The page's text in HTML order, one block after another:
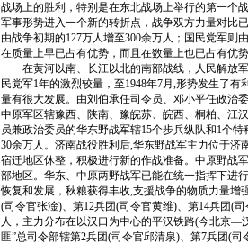
战场上的胜利，特别是在东北战场上举行的第一个
军事形势进入一个新的转折点，战争双方力量对比
由战争初期的127万人增至300余万人；国民党军则
在质量上早已占有优势，而且在数量上也已占有优
在黄河以南、长江以北的南部战线，人民解放军
民党军1年的激烈较量，至1948年7月,形势发生了
量有很大发展。由刘伯承任司令员、邓小平任政治
中原军区辖豫西、陕南、豫皖苏、皖西、桐柏、江
员兼政治委员的华东野战军辖15个步兵纵队和1个
30余万人。济南战役胜利后,华东野战军主力位于
宿迁地区休整，积极进行新的作战准备。中原野战
部地区。华东、中原两野战军已能在统一指挥下进
恢复和发展，秋粮获得丰收,支援战争的物质力量增
(司令官张淦)、第12兵团(司令官黄维)、第14兵团(
人，主力分布在以汉口为中心的平汉铁路(今北京—
匪”总司令部辖第2兵团(司令官邱清泉)、第7兵团(